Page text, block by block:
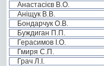
Анастасієв В.О.
Аніщук В.В.
Бондарчук О.В.
Буждиган П.П.
Герасимов І.О.
Гмиря С.П.
Грач Л.І.